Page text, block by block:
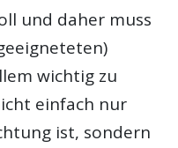
und daher muss
wichtig zu
einfach nur
ist, sondern